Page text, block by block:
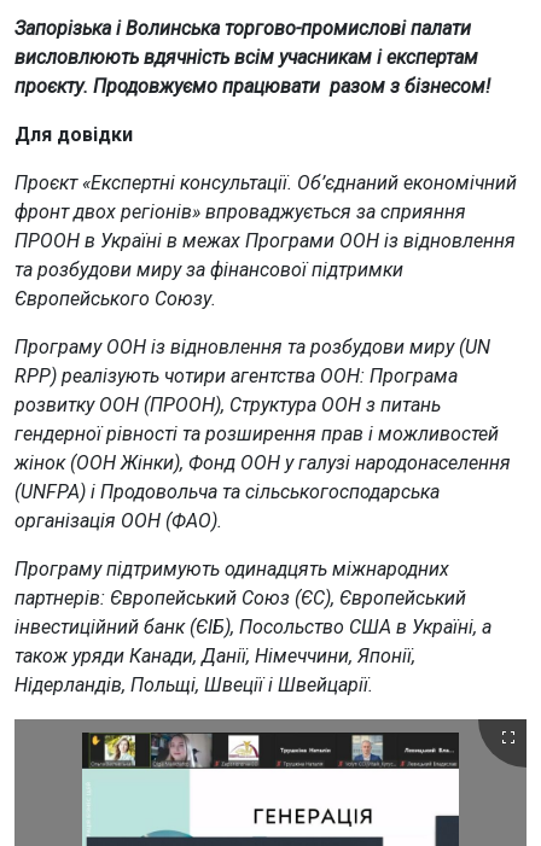
Запорізька і Волинська торгово-промислові палати
висловлюють вдячність всім учасникам і експертам
проєкту. Продовжуємо працювати разом з бізнесом!
Для довідки
Проєкт «Експертні консультації. Об’єднаний економічний
фронт двох регіонів» впроваджується за сприяння
ПРООН в Україні в межах Програми ООН із відновлення
та розбудови миру за фінансової підтримки
Європейського Союзу.
Програму ООН із відновлення та розбудови миру (UN
RPP) реалізують чотири агентства ООН: Програма
розвитку ООН (ПРООН), Структура ООН з питань
гендерної рівності та розширення прав і можливостей
жінок (ООН Жінки), Фонд ООН у галузі народонаселення
(UNFPA) і Продовольча та сільськогосподарська
організація ООН (ФАО).
Програму підтримують одинадцять міжнародних
партнерів: Європейський Союз (ЄС), Європейський
інвестиційний банк (ЄІБ), Посольство США в Україні, а
також уряди Канади, Данії, Німеччини, Японії,
Нідерландів, Польщі, Швеції і Швейцарії.